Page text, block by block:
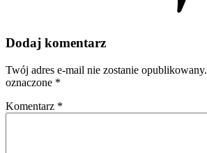
Dodaj komentarz
Twój adres e-mail nie zostanie opublikowany.
oznaczone *
Komentarz *